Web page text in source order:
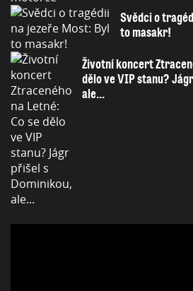
Svědci o
to masakr!
Životní koncert
dělo ve VIP stanu?
ale...